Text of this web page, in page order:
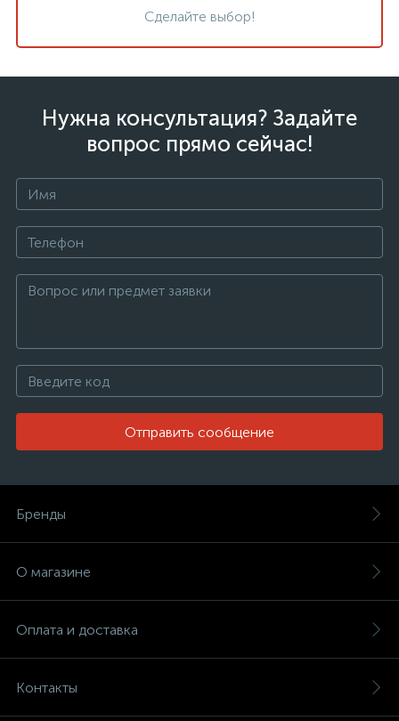
Сделайте выбор!
Нужна консультация? Задайте
вопрос прямо сейчас!
Отправить сообщение
Бренды
О магазине
Оплата и доставка
Контакты